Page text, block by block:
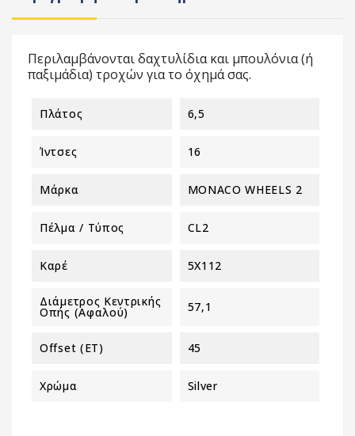
Περιλαμβάνονται δαχτυλίδια και μπουλόνια (ή
παξιμάδια) τροχών για το όχημά σας.
Πλάτος 6,5
Ίντσες 16
Μάρκα MONACO WHEELS 2
Πέλμα / Τύπος CL2
Καρέ 5X112
Διάμετρος Κεντρικής
Οπής (αφαλού) 57,1
Offset (ET) 45
Χρώμα Silver